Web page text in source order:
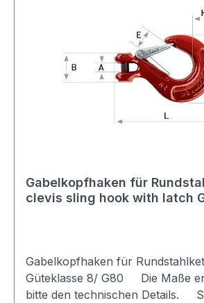
Gabelkopfhaken für
clevis sling hook with latch
Gabelkopfhaken für
Güteklasse 8/ G80 Die Maße
bitte den technischen Details.